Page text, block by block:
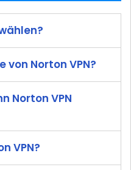
von Norton VPN?
Norton VPN
VPN?